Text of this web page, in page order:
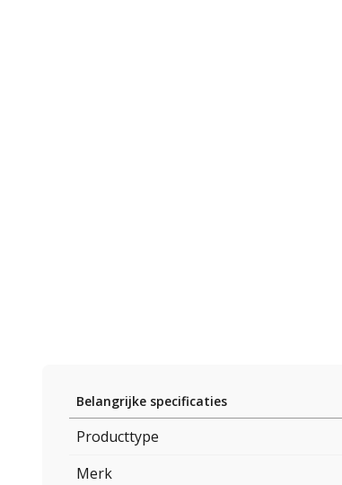
Belangrijke specificaties
Producttype
Merk